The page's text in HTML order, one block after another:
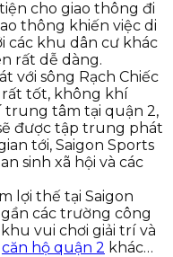
cho giao thông đi
thông khiến việc di
các khu dân cư khác
rất dễ dàng.
với sông Rạch Chiếc
tốt, không khí
trung tâm tại quận 2,
được tập trung phát
tới, Saigon Sports
sinh xã hội và các
lợi thế tại Saigon
các trường công
vui chơi giải trí và
căn hộ quận 2 khác…